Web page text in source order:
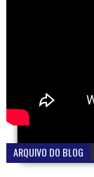
você
ARQUIVO DO BLOG